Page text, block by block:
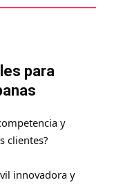
para
y
clientes?
innovadora y